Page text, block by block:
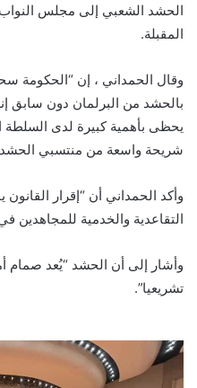
الحشد الشعبي إلى مجلس
المقبلة.
وقال الحمداني ، إن “الحكومة
بالحشد من البرلمان دون سابق
يحظى بأهمية كبيرة لدى السلطة
شريحة واسعة من منتسبي
وأكد الحمداني أن “إقرار
التقاعدية والخدمية
وأشار إلى أن الحشد “يُعد صمام
تشريعيا”.